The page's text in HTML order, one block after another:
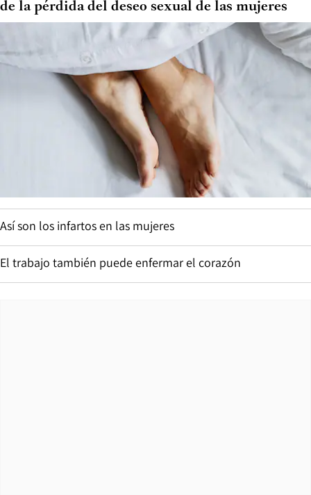
de la pérdida del deseo sexual de las mujeres
Así son los infartos en las mujeres
El trabajo también puede enfermar el corazón